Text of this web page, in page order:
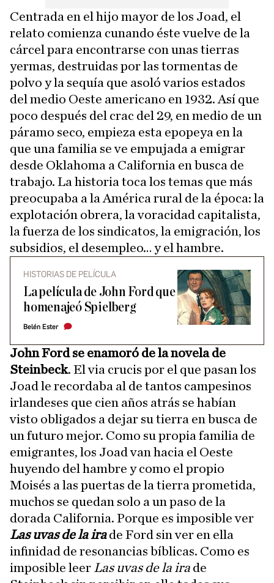
Centrada en el hijo mayor de los Joad, el
relato comienza cunando éste vuelve de la
cárcel para encontrarse con unas tierras
yermas, destruidas por las tormentas de
polvo y la sequía que asoló varios estados
del medio Oeste americano en 1932. Así que
poco después del crac del 29, en medio de un
páramo seco, empieza esta epopeya en la
que una familia se ve empujada a emigrar
desde Oklahoma a California en busca de
trabajo. La historia toca los temas que más
preocupaba a la América rural de la época: la
explotación obrera, la voracidad capitalista,
la fuerza de los sindicatos, la emigración, los
subsidios, el desempleo… y el hambre.
HISTORIAS DE PELÍCULA
La película de John Ford que
homenajeó Spielberg
Belén Ester
John Ford se enamoró de la novela de
Steinbeck. El via crucis por el que pasan los
Joad le recordaba al de tantos campesinos
irlandeses que cien años atrás se habían
visto obligados a dejar su tierra en busca de
un futuro mejor. Como su propia familia de
emigrantes, los Joad van hacia el Oeste
huyendo del hambre y como el propio
Moisés a las puertas de la tierra prometida,
muchos se quedan solo a un paso de la
dorada California. Porque es imposible ver
Las uvas de la irade Ford sin ver en ella
infinidad de resonancias bíblicas. Como es
imposible leer Las uvas de la ira de